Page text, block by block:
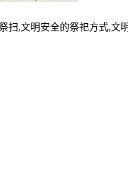
扫,文明安全的祭祀方式,